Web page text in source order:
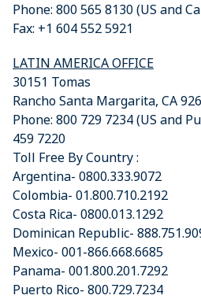
Phone: 800 565 8130 (US and
Fax: +1 604 552 5921
LATIN AMERICA OFFICE
30151 Tomas
Rancho Santa Margarita, CA
Phone: 800 729 7234 (US and
459 7220
Toll Free By Country :
Argentina- 0800.333.9072
Colombia- 01.800.710.2192
Costa Rica- 0800.013.1292
Dominican Republic-
Mexico- 001-866.668.6685
Panama- 001.800.201.7292
Puerto Rico- 800.729.7234